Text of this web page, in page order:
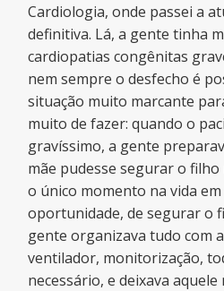
Cardiologia, onde passei a
definitiva. Lá, a gente tinha
cardiopatias congênitas
nem sempre o desfecho é
situação muito marcante
muito de fazer: quando o
gravíssimo, a gente
mãe pudesse segurar o filho
o único momento na vida
oportunidade, de segurar o
gente organizava tudo com
ventilador, monitorização,
necessário, e deixava